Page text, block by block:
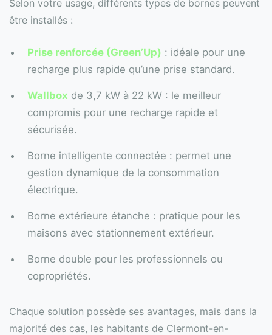
Selon votre usage, différents types de bornes peuvent
être installés :
Prise renforcée (Green’Up) : idéale pour une
recharge plus rapide qu’une prise standard.
Wallbox de 3,7 kW à 22 kW : le meilleur
compromis pour une recharge rapide et
sécurisée.
Borne intelligente connectée : permet une
gestion dynamique de la consommation
électrique.
Borne extérieure étanche : pratique pour les
maisons avec stationnement extérieur.
Borne double pour les professionnels ou
copropriétés.
Chaque solution possède ses avantages, mais dans la
majorité des cas, les habitants de Clermont-en-